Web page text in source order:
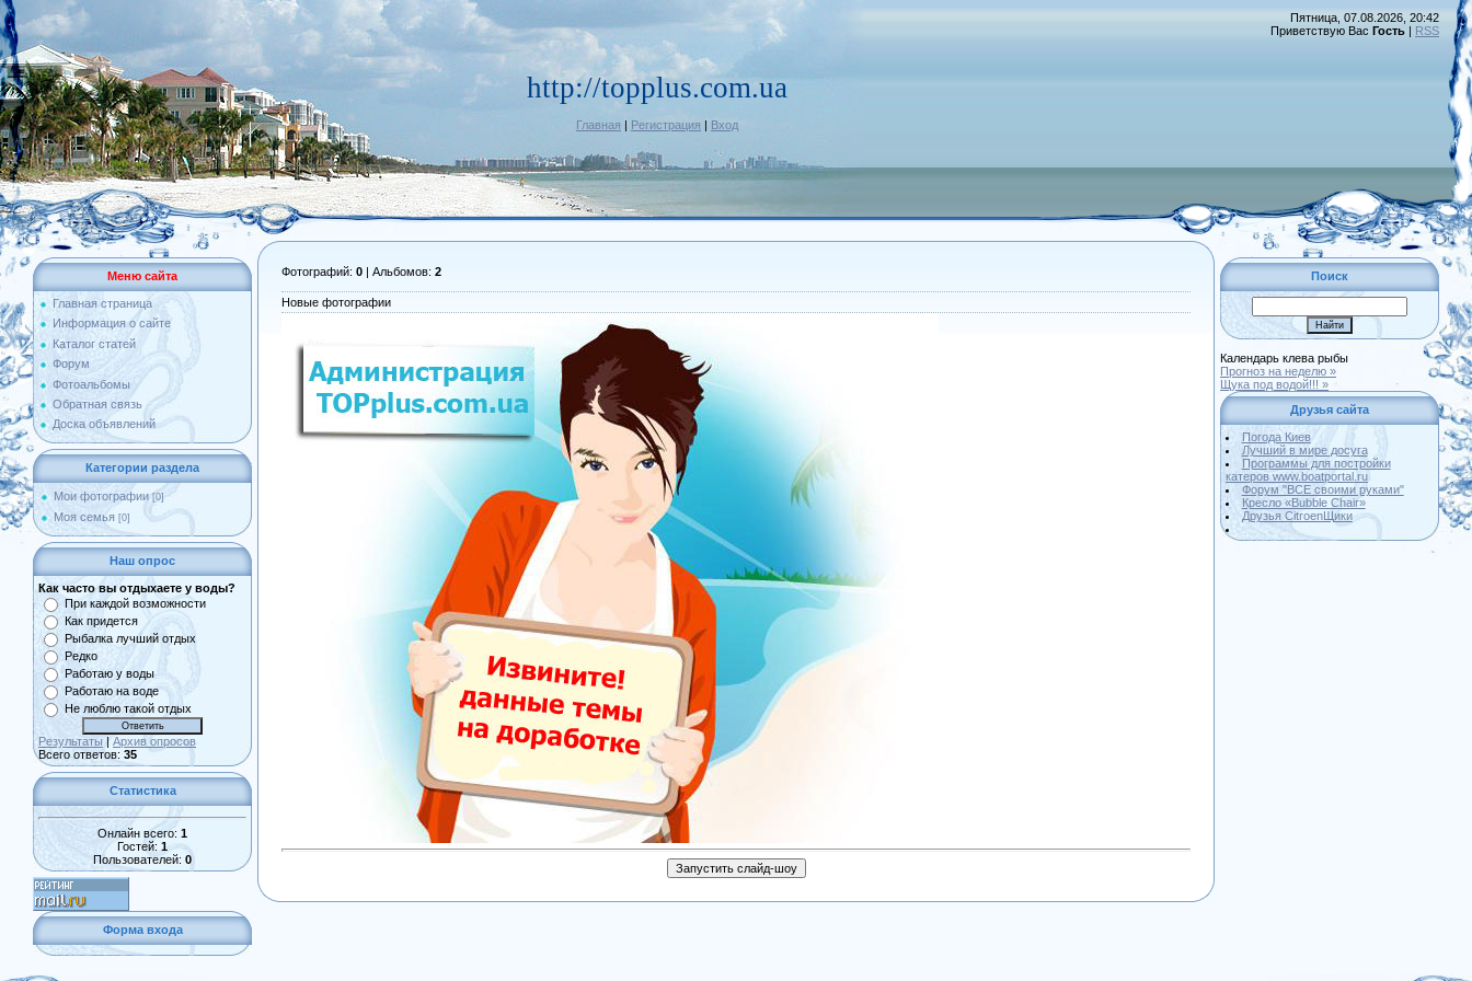
http://topplus.com.ua
Главная | Регистрация | Вход
Пятница, 07.08.2026, 20:42
Приветствую Вас Гость | RSS
Меню сайта
Главная страница
Информация о сайте
Каталог статей
Форум
Фотоальбомы
Обратная связь
Доска объявлений
Категории раздела
Мои фотографии [0]
Моя семья [0]
Наш опрос
Как часто вы отдыхаете у воды?
При каждой возможности
Как придется
Рыбалка лучший отдых
Редко
Работаю у воды
Работаю на воде
Не люблю такой отдых
Результаты | Архив опросов
Всего ответов: 35
Статистика
Онлайн всего: 1
Гостей: 1
Пользователей: 0
Форма входа
Фотографий: 0 | Альбомов: 2
Новые фотографии
Поиск
Календарь клева рыбы
Прогноз на неделю »
Щука под водой!!! »
Друзья сайта
Погода Киев
Лучший в мире досуга
Программы для постройки
катеров www.boatportal.ru
Форум "ВСЕ своими руками"
Кресло «Bubble Chair»
Друзья CitroenЩики